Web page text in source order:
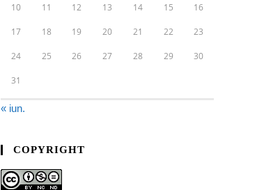
10 11 12 13 14 15 16
17 18 19 20 21 22 23
24 25 26 27 28 29 30
31
« iun.
COPYRIGHT